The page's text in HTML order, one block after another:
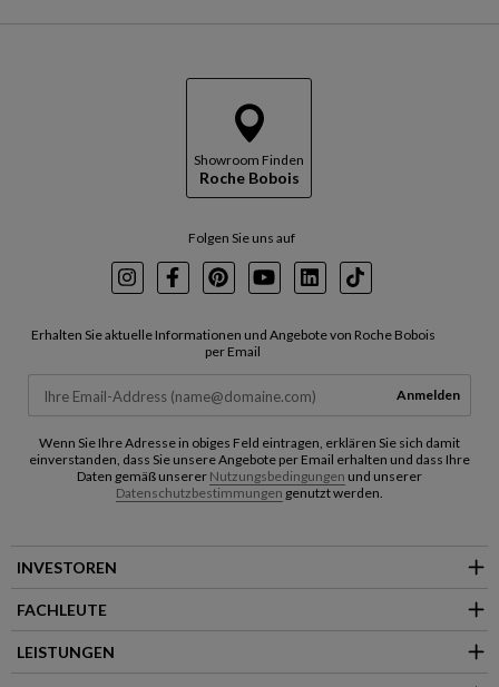
Showroom Finden
Roche Bobois
Folgen Sie uns auf
InstagramFacebookPinterest
YoutubeLinkedInTikTok
Erhalten Sie aktuelle Informationen und Angebote von Roche Bobois
per Email
Anmelden
Wenn Sie Ihre Adresse in obiges Feld eintragen, erklären Sie sich damit
einverstanden, dass Sie unsere Angebote per Email erhalten und dass Ihre
Daten gemäß unserer Nutzungsbedingungen und unserer
Datenschutzbestimmungen genutzt werden.
INVESTOREN
FACHLEUTE
LEISTUNGEN